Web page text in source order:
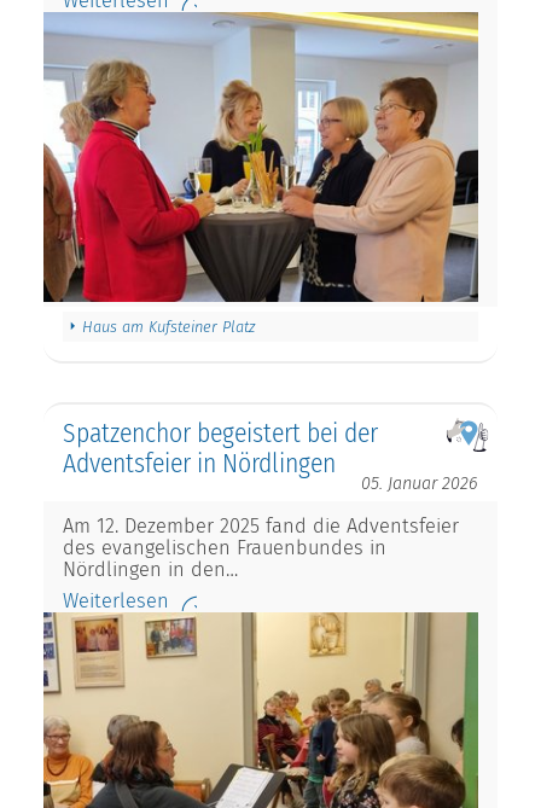
Haus am Kufsteiner Platz
Spatzenchor begeistert bei der
Adventsfeier in Nördlingen
05. Januar 2026
Am 12. Dezember 2025 fand die Adventsfeier
des evangelischen Frauenbundes in
Nördlingen in den…
Weiterlesen